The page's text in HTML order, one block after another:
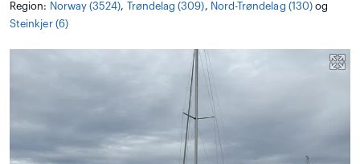
Region: Norway (3524), Trøndelag (309), Nord-Trøndelag (130)og
Steinkjer (6)